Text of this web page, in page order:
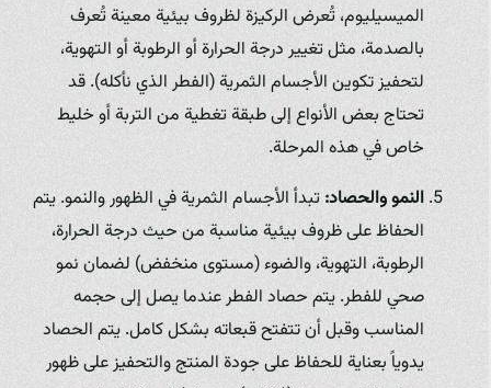
الميسيليوم، تُعرض الركيزة لظروف بيئية معينة تُعرف
بالصدمة، مثل تغيير درجة الحرارة أو الرطوبة أو التهوية،
لتحفيز تكوين الأجسام الثمرية (الفطر الذي نأكله). قد
تحتاج بعض الأنواع إلى طبقة تغطية من التربة أو خليط
خاص في هذه المرحلة.
النمو والحصاد:تبدأ الأجسام الثمرية في الظهور والنمو. يتم
الحفاظ على ظروف بيئية مناسبة من حيث درجة الحرارة،
الرطوبة، التهوية، والضوء (مستوى منخفض) لضمان نمو
صحي للفطر. يتم حصاد الفطر عندما يصل إلى حجمه
المناسب وقبل أن تتفتح قبعاته بشكل كامل. يتم الحصاد
يدوياً بعناية للحفاظ على جودة المنتج والتحفيز على ظهور